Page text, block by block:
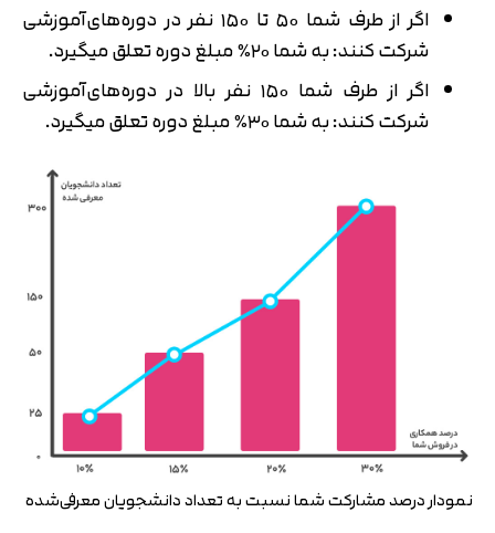
اگر از طرف شما ۵۰ تا ۱۵۰ نفر در دوره‌های‌آموزشی
شرکت کنند: به شما ۲۰٪ مبلغ دوره تعلق میگیرد.
اگر از طرف شما ۱۵۰ نفر بالا در دوره‌های‌آموزشی
شرکت کنند: به شما ۳۰٪ مبلغ دوره تعلق میگیرد.
نمودار درصد مشارکت شما نسبت به تعداد دانشجویان معرفی‌شده